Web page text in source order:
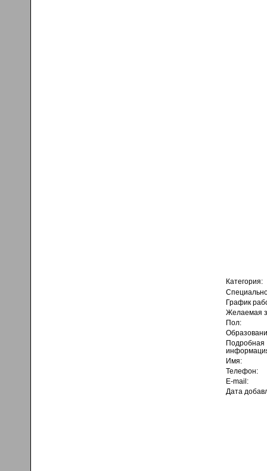
Категория:
График
Желаемая
Пол:
Подробная
Имя:
Телефон:
E-mail:
Дата